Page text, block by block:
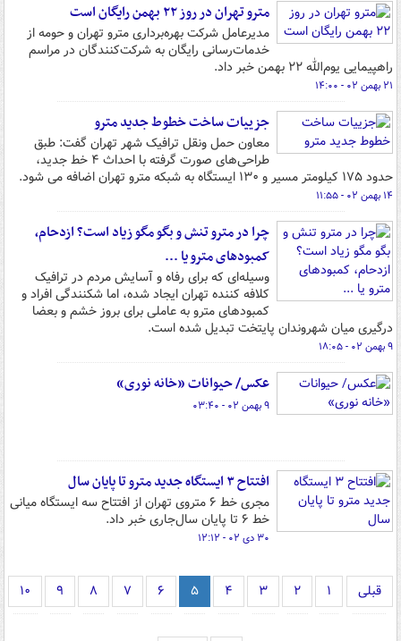
مترو تهران در روز ۲۲ بهمن رایگان است
مدیرعامل شرکت بهره‌برداری مترو تهران و حومه از
خدمات‌رسانی رایگان به شرکت‌کنندگان در مراسم
راهپیمایی یوم‌الله ۲۲ بهمن خبر داد.
۲۱ بهمن ۰۲ - ۱۴:۰۰
جزییات ساخت خطوط جدید مترو
معاون حمل ونقل ترافیک شهر تهران گفت: طبق
طراحی‌های صورت گرفته با احداث ۴ خط جدید،
حدود ۱۷۵ کیلومتر مسیر و ۱۳۰ ایستگاه به شبکه مترو تهران اضافه می شود.
۱۴ بهمن ۰۲ - ۱۱:۵۵
چرا در مترو تنش و بگو مگو زیاد است؟ ازدحام،
کمبودهای مترو یا ...
وسیله‌ای که برای رفاه و آسایش مردم در ترافیک
کلافه کننده تهران ایجاد شده، اما شکنندگی افراد و
کمبودهای مترو به عاملی برای بروز خشم و بعضا
درگیری میان شهروندان پایتخت تبدیل شده است.
۹ بهمن ۰۲ - ۱۸:۰۵
عکس/ حیوانات «خانه نوری»
۹ بهمن ۰۲ - ۰۳:۴۰
افتتاح ۳ ایستگاه جدید مترو تا پایان سال
مجری خط ۶ متروی تهران از افتتاح سه ایستگاه میانی
خط ۶ تا پایان سال‌جاری خبر داد.
۳۰ دی ۰۲ - ۱۲:۱۲
قبلی ۱ ۲ ۳ ۴ ۵ ۶ ۷ ۸ ۹ ۱۰